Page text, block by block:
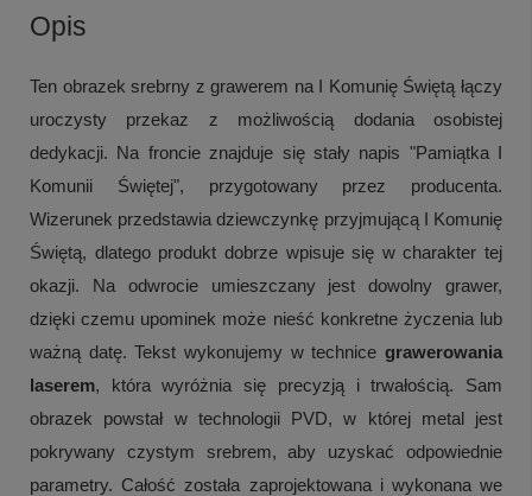
Opis
Ten obrazek srebrny z grawerem na I Komunię Świętą łączy
uroczysty przekaz z możliwością dodania osobistej
dedykacji. Na froncie znajduje się stały napis "Pamiątka I
Komunii Świętej", przygotowany przez producenta.
Wizerunek przedstawia dziewczynkę przyjmującą I Komunię
Świętą, dlatego produkt dobrze wpisuje się w charakter tej
okazji. Na odwrocie umieszczany jest dowolny grawer,
dzięki czemu upominek może nieść konkretne życzenia lub
ważną datę. Tekst wykonujemy w technice grawerowania
laserem, która wyróżnia się precyzją i trwałością. Sam
obrazek powstał w technologii PVD, w której metal jest
pokrywany czystym srebrem, aby uzyskać odpowiednie
parametry. Całość została zaprojektowana i wykonana we